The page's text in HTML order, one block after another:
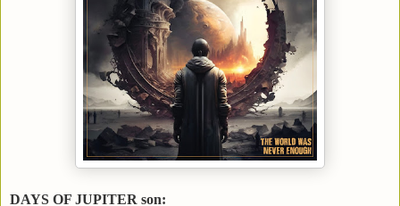
DAYS OF JUPITER son: